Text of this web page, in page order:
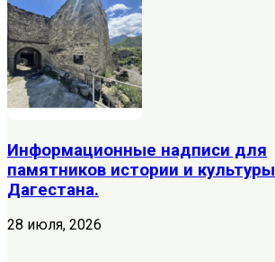
Информационные надписи для
памятников истории и культуры
Дагестана.
28 июля, 2026